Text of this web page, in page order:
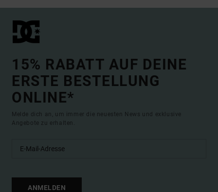
15% RABATT AUF DEINE
ERSTE BESTELLUNG
ONLINE*
Melde dich an, um immer die neuesten News und exklusive
Angebote zu erhalten.
ANMELDEN